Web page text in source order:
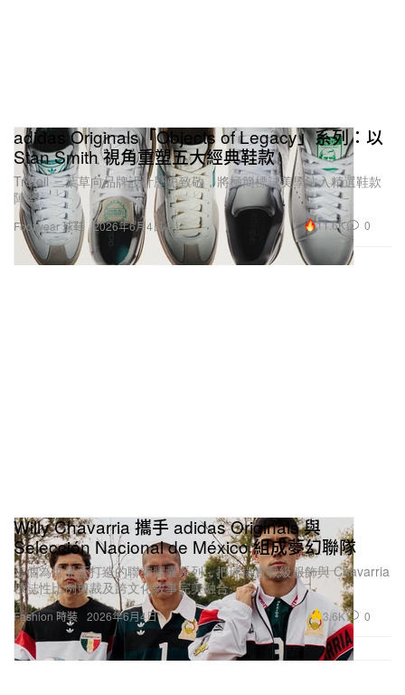
Footwear 球鞋
adidas Originals「Objects of Legacy」系列：以
Stan Smith 視角重塑五大經典鞋款
Trefoil 三葉草向品牌設計歷史致敬，將極簡標誌美學注入精選鞋款
陣容。
2026年6月4日 11.6K 0
Fashion 時裝
Willy Chavarria 攜手 adidas Originals 與
Selección Nacional de México 組成夢幻聯隊
這個為世界盃打造的聯乘膠囊系列，把球場實戰級服飾與 Chavarria
標誌性比例剪裁及跨文化敘事完美融合。
2026年6月4日 3.6K 0